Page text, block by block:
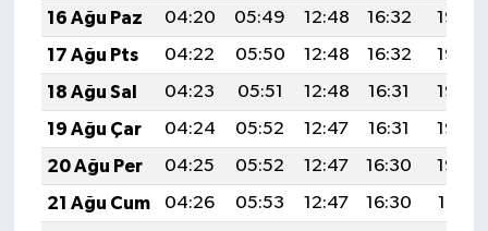
16 Ağu Paz
04:20 05:49 12:48 16:32
19:37
17 Ağu Pts
04:22 05:50 12:48 16:32
19:36
18 Ağu Sal
04:23 05:51 12:48 16:31
19:35
19 Ağu Çar
04:24 05:52 12:47 16:31
19:33
20 Ağu Per
04:25 05:52 12:47 16:30
19:32
21 Ağu Cum
04:26 05:53 12:47 16:30
19:31